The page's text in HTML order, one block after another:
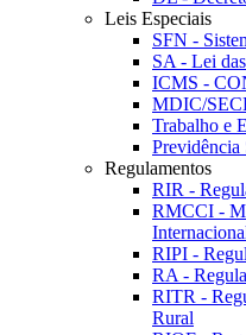
Leis Especiais
SFN -
SA - Lei
ICMS -
MDIC/
Trabalho e
Previdência
Regulamentos
RIR -
RMCCI -
RIPI -
RA -
RITR -
Rural